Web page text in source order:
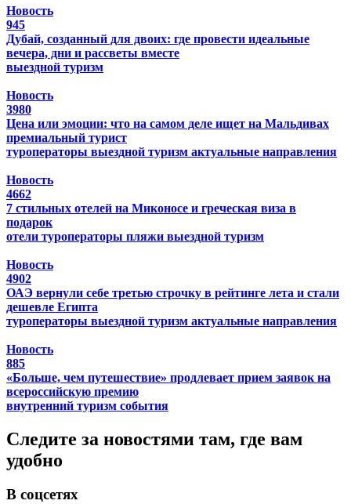
Новость
945
Дубай, созданный для двоих: где провести идеальные
вечера, дни и рассветы вместе
выездной туризм
Новость
3980
Цена или эмоции: что на самом деле ищет на Мальдивах
премиальный турист
туроператоры выездной туризм актуальные направления
Новость
4662
7 стильных отелей на Миконосе и греческая виза в
подарок
отели туроператоры пляжи выездной туризм
Новость
4902
ОАЭ вернули себе третью строчку в рейтинге лета и стали
дешевле Египта
туроператоры выездной туризм актуальные направления
Новость
885
«Больше, чем путешествие» продлевает прием заявок на
всероссийскую премию
внутренний туризм события
Следите за новостями там, где вам
удобно
В соцсетях